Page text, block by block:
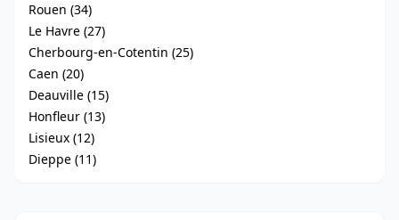
Rouen (34)
Le Havre (27)
Cherbourg-en-Cotentin (25)
Caen (20)
Deauville (15)
Honfleur (13)
Lisieux (12)
Dieppe (11)